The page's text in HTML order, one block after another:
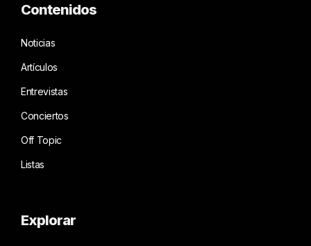
Contenidos
Noticias
Artículos
Entrevistas
Conciertos
Off Topic
Listas
Explorar